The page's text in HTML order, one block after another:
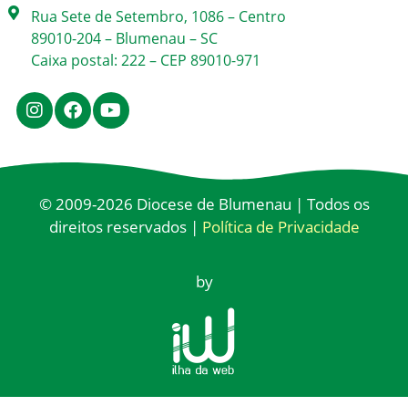
Rua Sete de Setembro, 1086 – Centro
89010-204 – Blumenau – SC
Caixa postal: 222 – CEP 89010-971
© 2009-2026 Diocese de Blumenau | Todos os
direitos reservados | Política de Privacidade
by